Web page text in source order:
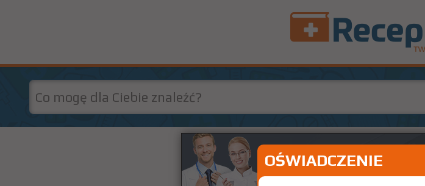
OŚWIADCZENIE